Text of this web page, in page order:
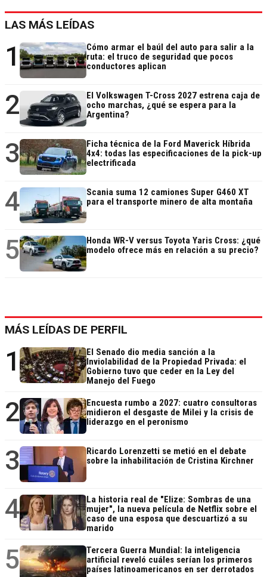
LAS MÁS LEÍDAS
1
Cómo armar el baúl del auto para salir a la
ruta: el truco de seguridad que pocos
conductores aplican
2
El Volkswagen T-Cross 2027 estrena caja de
ocho marchas, ¿qué se espera para la
Argentina?
3
Ficha técnica de la Ford Maverick Híbrida
4x4: todas las especificaciones de la pick-up
electrificada
4
Scania suma 12 camiones Super G460 XT
para el transporte minero de alta montaña
5
Honda WR-V versus Toyota Yaris Cross: ¿qué
modelo ofrece más en relación a su precio?
MÁS LEÍDAS DE PERFIL
1
El Senado dio media sanción a la
Inviolabilidad de la Propiedad Privada: el
Gobierno tuvo que ceder en la Ley del
Manejo del Fuego
2
Encuesta rumbo a 2027: cuatro consultoras
midieron el desgaste de Milei y la crisis de
liderazgo en el peronismo
3
Ricardo Lorenzetti se metió en el debate
sobre la inhabilitación de Cristina Kirchner
4
La historia real de "Elize: Sombras de una
mujer", la nueva película de Netflix sobre el
caso de una esposa que descuartizó a su
marido
5
Tercera Guerra Mundial: la inteligencia
artificial reveló cuáles serían los primeros
países latinoamericanos en ser derrotados